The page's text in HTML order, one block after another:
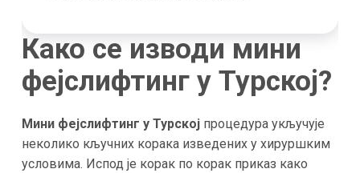
Како се изводи мини
фејслифтинг у Турској?
Мини фејслифтинг у Турскојпроцедура укључује
неколико кључних корака изведених у хируршким
условима. Испод је корак по корак приказ како